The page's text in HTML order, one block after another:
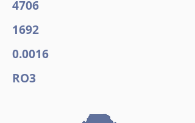
4706
1692
0.0016
RO3